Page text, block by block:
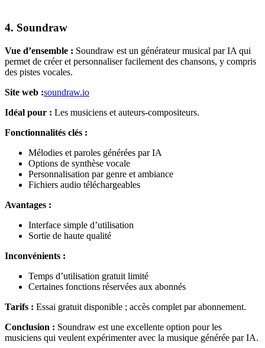
4. Soundraw
Vue d’ensemble : Soundraw est un générateur musical par IA qui
permet de créer et personnaliser facilement des chansons, y compris
des pistes vocales.
Site web :soundraw.io
Idéal pour : Les musiciens et auteurs-compositeurs.
Fonctionnalités clés :
Mélodies et paroles générées par IA
Options de synthèse vocale
Personnalisation par genre et ambiance
Fichiers audio téléchargeables
Avantages :
Interface simple d’utilisation
Sortie de haute qualité
Inconvénients :
Temps d’utilisation gratuit limité
Certaines fonctions réservées aux abonnés
Tarifs : Essai gratuit disponible ; accès complet par abonnement.
Conclusion : Soundraw est une excellente option pour les
musiciens qui veulent expérimenter avec la musique générée par IA.